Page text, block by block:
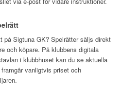
på Sigtuna GK? Spelrätter säljs direkt
och köpare. På klubbens digitala
i klubbhuset kan du se aktuella
vanligtvis priset och